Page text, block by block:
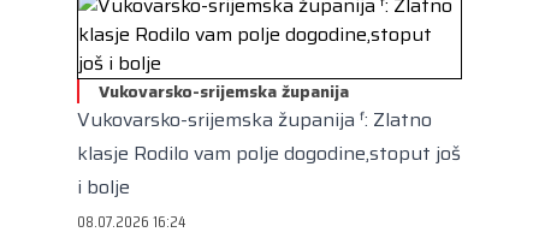
Hrvatska zajednica županija
Vijesti iz članica
O nama
Imenovanja
Predsjednik
Članice
Radne skupine
Mediji
Projekti
Otvoreni proračun
Volim svoju županiju
Kuharica
Međunarodna suradnja
CEMR
Kontakt
Vukovarsko-srijemska županija
Vukovarsko-srijemska županija ᶠ: Zlatno
klasje Rodilo vam polje dogodine,stoput još
i bolje
08.07.2026 16:24